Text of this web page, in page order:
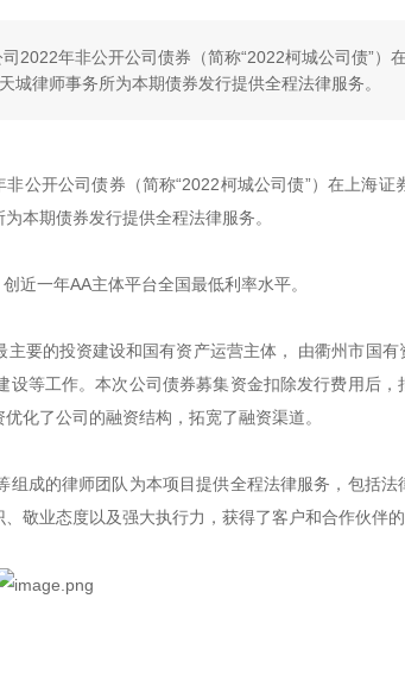
2022年非公开公司债券（简称“2022柯城公司债”）
律师事务所为本期债券发行提供全程法律服务。
公开公司债券（简称“2022柯城公司债”）在上海证
本期债券发行提供全程法律服务。
近一年AA主体平台全国最低利率水平。
要的投资建设和国有资产运营主体， 由衢州市国有
等工作。本次公司债券募集资金扣除发行费用后，
化了公司的融资结构，拓宽了融资渠道。
组成的律师团队为本项目提供全程法律服务，包括法
敬业态度以及强大执行力，获得了客户和合作伙伴的